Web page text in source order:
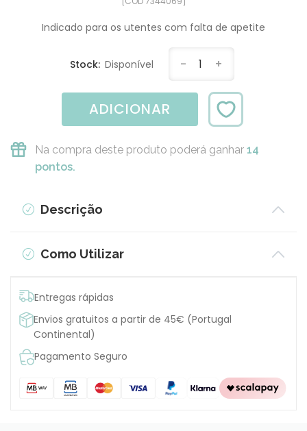
Indicado para os utentes com falta de apetite
Stock: Disponível - 1 +
ADICIONAR
Na compra deste produto poderá ganhar 14
pontos.
Descrição
Como Utilizar
Entregas rápidas
Envios gratuitos a partir de 45€ (Portugal
Continental)
Pagamento Seguro